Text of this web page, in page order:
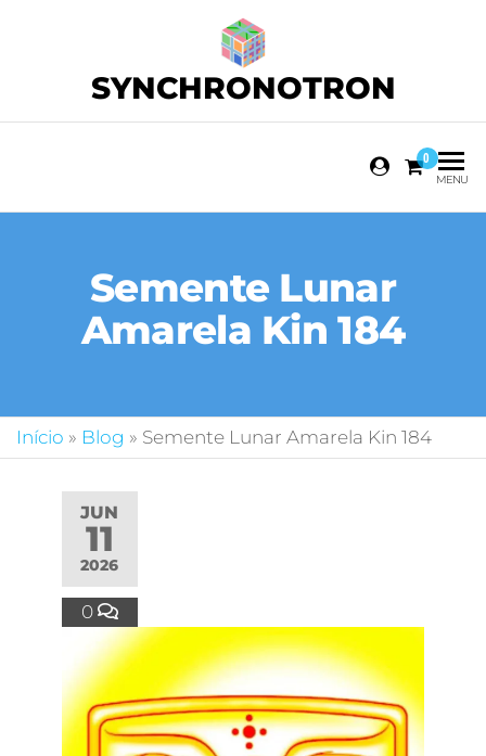
SYNCHRONOTRON
0
MENU
Semente Lunar
Amarela Kin 184
Início » Blog » Semente Lunar Amarela Kin 184
JUN
11
2026
0